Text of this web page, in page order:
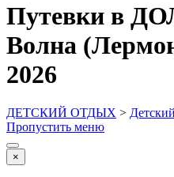
Путевки в
Волна
2026
ДЕТСКИЙ ОТДЫХ >
Пропустить меню
×